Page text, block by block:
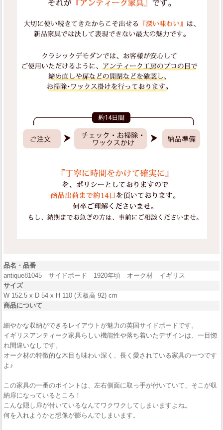
品名・品番
antique81045 サイドボード 1920年頃 オーク材 イギリス
サイズ
W 152.5 x D 54 x H 110 (天板高 92) cm
商品について
細やかな収納ができるレイアウトが魅力の英国サイドボードです。
イギリスアンティーク家具らしい機能性や落ち着いたデザインは、一目惚
れ間違いなしです。
オーク材の特徴的な木目も味わい深く、長く愛されている家具の一つです
よ♪
この家具の一番のポイントは、左右側面に取っ手が付いていて、そこが収
納扉になっているところ！
こんな隠し扉が付いているなんてワクワクしてしまいますよね。
何を入れようかと想像が膨らんでしまいます。